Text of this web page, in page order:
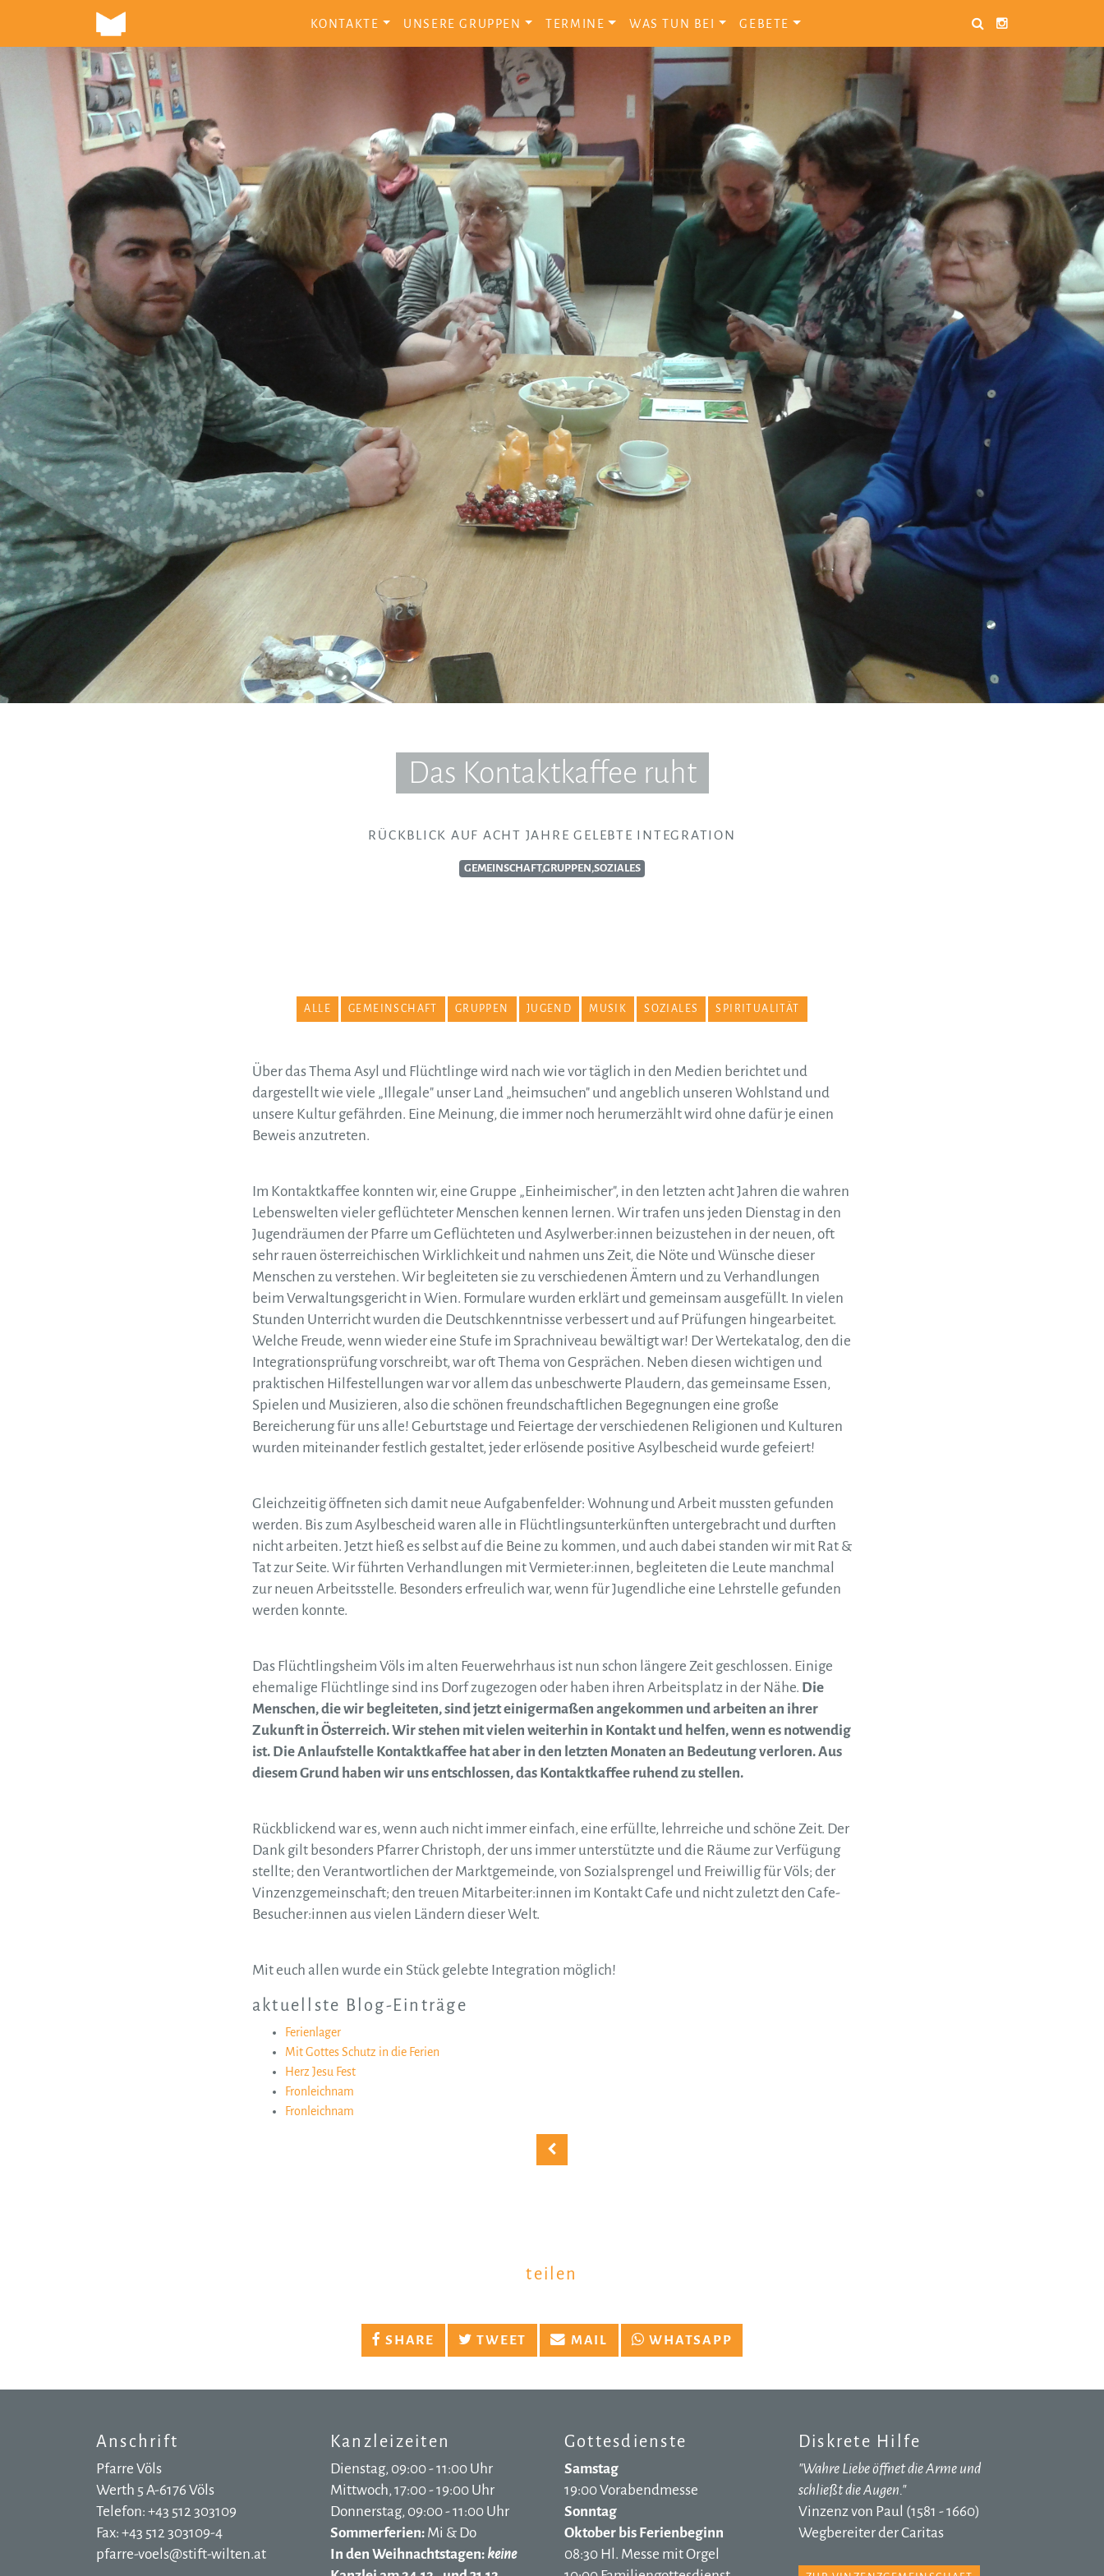
KONTAKTE UNSERE GRUPPEN TERMINE WAS TUN BEI GEBETE
Das Kontaktkaffee ruht
RÜCKBLICK AUF ACHT JAHRE GELEBTE INTEGRATION
GEMEINSCHAFT,GRUPPEN,SOZIALES
ALLE GEMEINSCHAFT GRUPPEN JUGEND MUSIK SOZIALES SPIRITUALITÄT
Über das Thema Asyl und Flüchtlinge wird nach wie vor täglich in den Medien berichtet und
dargestellt wie viele „Illegale" unser Land „heimsuchen" und angeblich unseren Wohlstand und
unsere Kultur gefährden. Eine Meinung, die immer noch herumerzählt wird ohne dafür je einen
Beweis anzutreten.
Im Kontaktkaffee konnten wir, eine Gruppe „Einheimischer", in den letzten acht Jahren die wahren
Lebenswelten vieler geflüchteter Menschen kennen lernen. Wir trafen uns jeden Dienstag in den
Jugendräumen der Pfarre um Geflüchteten und Asylwerber:innen beizustehen in der neuen, oft
sehr rauen österreichischen Wirklichkeit und nahmen uns Zeit, die Nöte und Wünsche dieser
Menschen zu verstehen. Wir begleiteten sie zu verschiedenen Ämtern und zu Verhandlungen
beim Verwaltungsgericht in Wien. Formulare wurden erklärt und gemeinsam ausgefüllt. In vielen
Stunden Unterricht wurden die Deutschkenntnisse verbessert und auf Prüfungen hingearbeitet.
Welche Freude, wenn wieder eine Stufe im Sprachniveau bewältigt war! Der Wertekatalog, den die
Integrationsprüfung vorschreibt, war oft Thema von Gesprächen. Neben diesen wichtigen und
praktischen Hilfestellungen war vor allem das unbeschwerte Plaudern, das gemeinsame Essen,
Spielen und Musizieren, also die schönen freundschaftlichen Begegnungen eine große
Bereicherung für uns alle! Geburtstage und Feiertage der verschiedenen Religionen und Kulturen
wurden miteinander festlich gestaltet, jeder erlösende positive Asylbescheid wurde gefeiert!
Gleichzeitig öffneten sich damit neue Aufgabenfelder: Wohnung und Arbeit mussten gefunden
werden. Bis zum Asylbescheid waren alle in Flüchtlingsunterkünften untergebracht und durften
nicht arbeiten. Jetzt hieß es selbst auf die Beine zu kommen, und auch dabei standen wir mit Rat &
Tat zur Seite. Wir führten Verhandlungen mit Vermieter:innen, begleiteten die Leute manchmal
zur neuen Arbeitsstelle. Besonders erfreulich war, wenn für Jugendliche eine Lehrstelle gefunden
werden konnte.
Das Flüchtlingsheim Völs im alten Feuerwehrhaus ist nun schon längere Zeit geschlossen. Einige
ehemalige Flüchtlinge sind ins Dorf zugezogen oder haben ihren Arbeitsplatz in der Nähe. Die
Menschen, die wir begleiteten, sind jetzt einigermaßen angekommen und arbeiten an ihrer
Zukunft in Österreich.Wir stehen mit vielen weiterhin in Kontakt und helfen, wenn es notwendig
ist. Die Anlaufstelle Kontaktkaffee hat aber in den letzten Monaten an Bedeutung verloren. Aus
diesem Grund haben wir uns entschlossen, das Kontaktkaffee ruhend zu stellen.
Rückblickend war es, wenn auch nicht immer einfach, eine erfüllte, lehrreiche und schöne Zeit. Der
Dank gilt besonders Pfarrer Christoph, der uns immer unterstützte und die Räume zur Verfügung
stellte; den Verantwortlichen der Marktgemeinde, von Sozialsprengel und Freiwillig für Völs; der
Vinzenzgemeinschaft; den treuen Mitarbeiter:innen im Kontakt Cafe und nicht zuletzt den Cafe-
Besucher:innen aus vielen Ländern dieser Welt.
Mit euch allen wurde ein Stück gelebte Integration möglich!
aktuellste Blog-Einträge
Ferienlager
Mit Gottes Schutz in die Ferien
Herz Jesu Fest
Fronleichnam
Fronleichnam
teilen
SHARE TWEET MAIL WHATSAPP
Anschrift
Pfarre Völs
Werth 5 A-6176 Völs
Telefon: +43 512 303109
Fax: +43 512 303109-4
pfarre-voels@stift-wilten.at
Kanzleizeiten
Dienstag, 09:00 - 11:00 Uhr
Mittwoch, 17:00 - 19:00 Uhr
Donnerstag, 09:00 - 11:00 Uhr
Sommerferien: Mi & Do
In den Weihnachtstagen: keine
Gottesdienste
Samstag
19:00 Vorabendmesse
Sonntag
Oktober bis Ferienbeginn
08:30 Hl. Messe mit Orgel
Diskrete Hilfe
"Wahre Liebe öffnet die Arme und
schließt die Augen."
Vinzenz von Paul (1581 - 1660)
Wegbereiter der Caritas